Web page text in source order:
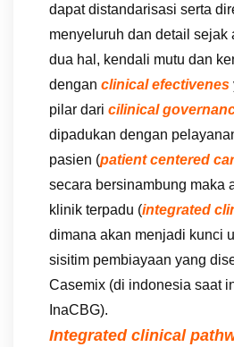
dapat distandarisasi serta
menyeluruh dan detail sejak
dua hal, kendali mutu dan
dengan clinical efectivenes
pilar dari cilinical
dipadukan dengan
pasien (patient centered
secara bersinambung maka
klinik terpadu (integrated
dimana akan menjadi kunci
sisitim pembiayaan yang
Casemix (di indonesia saat
InaCBG).
Integrated clinical